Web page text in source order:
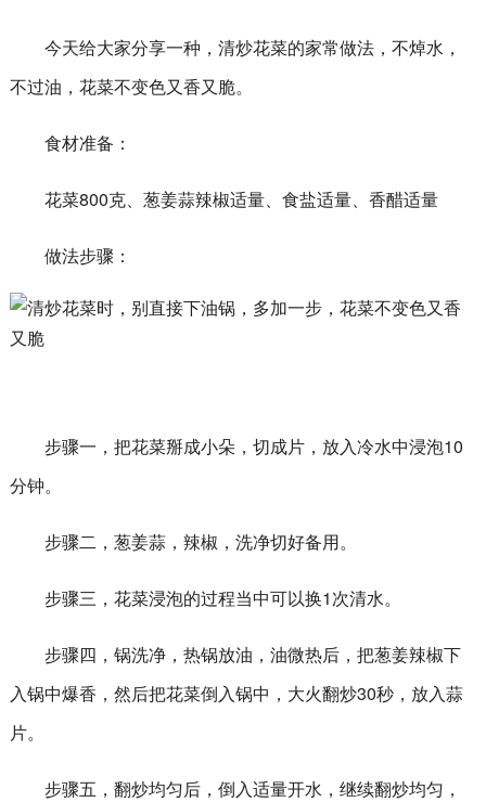
今天给大家分享一种，清炒花菜的家常做法，不焯水，
不过油，花菜不变色又香又脆。
食材准备：
花菜800克、葱姜蒜辣椒适量、食盐适量、香醋适量
做法步骤：
步骤一，把花菜掰成小朵，切成片，放入冷水中浸泡10
分钟。
步骤二，葱姜蒜，辣椒，洗净切好备用。
步骤三，花菜浸泡的过程当中可以换1次清水。
步骤四，锅洗净，热锅放油，油微热后，把葱姜辣椒下
入锅中爆香，然后把花菜倒入锅中，大火翻炒30秒，放入蒜
片。
步骤五，翻炒均匀后，倒入适量开水，继续翻炒均匀，